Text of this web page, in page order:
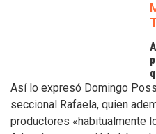
Así lo expresó Domingo
seccional Rafaela, quien
productores «habitualmente